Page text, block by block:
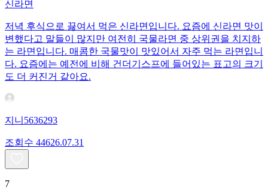
신라면
저녁 후식으로 끓여서 먹은 신라면입니다. 요즘에 신라면 맛이
변했다고 말들이 많지만 여전히 국물라면 중 상위권을 치지하
는 라면입니다. 매콤한 국물맛이 맛있어서 자주 먹는 라면입니
다. 요즘에는 예전에 비해 건더기스프에 들어있는 표고의 크기
도 더 커진거 같아요.
지니5636293
조회수 44626.07.31
7